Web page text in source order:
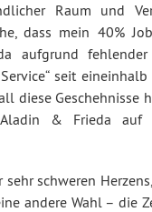
Raum und
dass mein 40%
aufgrund fehlender
seit
diese Geschehnisse
& Frieda auf
schweren
andere Wahl – die